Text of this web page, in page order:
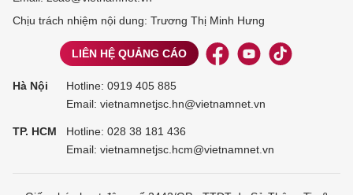
Chịu trách nhiệm nội dung: Trương Thị Minh Hưng
LIÊN HỆ QUẢNG CÁO
Hà Nội Hotline: 0919 405 885
Email: vietnamnetjsc.hn@vietnamnet.vn
TP. HCM Hotline: 028 38 181 436
Email: vietnamnetjsc.hcm@vietnamnet.vn